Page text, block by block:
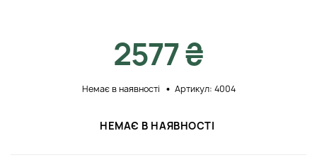
2577 ₴
Немає в наявності Артикул: 4004
НЕМАЄ В НАЯВНОСТІ